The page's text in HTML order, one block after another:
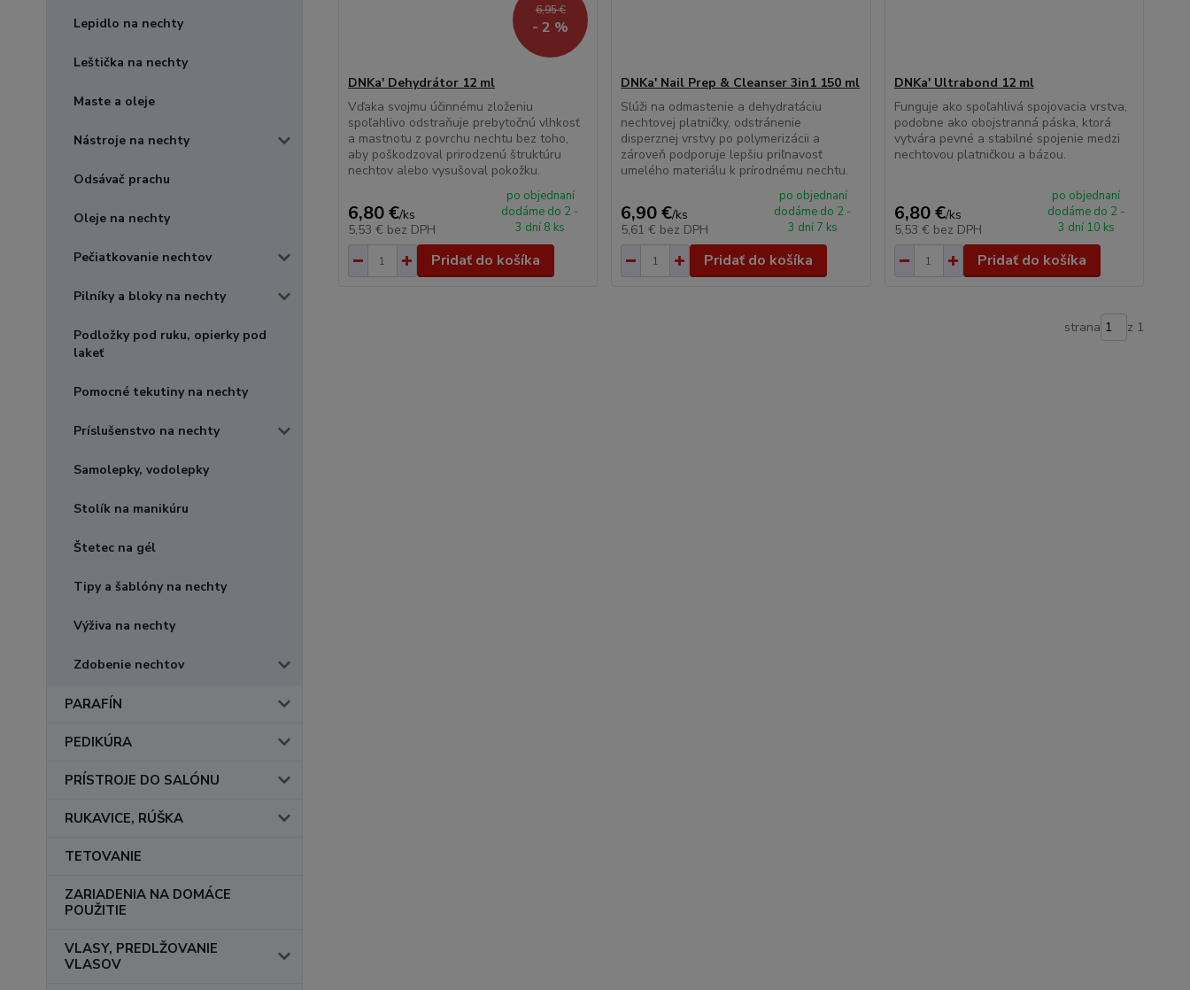
Lepidlo na nechty
Leštička na nechty
Maste a oleje
Nástroje na nechty
Odsávač prachu
Oleje na nechty
Pečiatkovanie nechtov
Pilníky a bloky na nechty
Podložky pod ruku, opierky pod
lakeť
Pomocné tekutiny na nechty
Príslušenstvo na nechty
Samolepky, vodolepky
Stolík na manikúru
Štetec na gél
Tipy a šablóny na nechty
Výživa na nechty
Zdobenie nechtov
PARAFÍN
PEDIKÚRA
PRÍSTROJE DO SALÓNU
RUKAVICE, RÚŠKA
TETOVANIE
ZARIADENIA NA DOMÁCE
POUŽITIE
VLASY, PREDLŽOVANIE
VLASOV
6,95 €
- 2 %
DNKa' Dehydrátor 12 ml
Vďaka svojmu účinnému zloženiu
spoľahlivo odstraňuje prebytočnú vlhkosť
a mastnotu z povrchu nechtu bez toho,
aby poškodzoval prirodzenú štruktúru
nechtov alebo vysušoval pokožku.
6,80 €/ks
5,53 € bez DPH
po objednaní
dodáme do 2 -
3 dní 8 ks
Pridať do košíka
DNKa' Nail Prep & Cleanser 3in1 150 ml
Slúži na odmastenie a dehydratáciu
nechtovej platničky, odstránenie
disperznej vrstvy po polymerizácii a
zároveň podporuje lepšiu priľnavosť
umelého materiálu k prírodnému nechtu.
6,90 €/ks
5,61 € bez DPH
po objednaní
dodáme do 2 -
3 dní 7 ks
Pridať do košíka
DNKa' Ultrabond 12 ml
Funguje ako spoľahlivá spojovacia vrstva,
podobne ako obojstranná páska, ktorá
vytvára pevné a stabilné spojenie medzi
nechtovou platničkou a bázou.
6,80 €/ks
5,53 € bez DPH
po objednaní
dodáme do 2 -
3 dní 10 ks
Pridať do košíka
strana z 1